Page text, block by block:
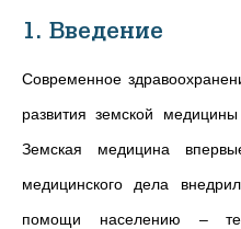
1. Введение
Современное
развития земской
Земская медицина
медицинского дела
помощи населению –